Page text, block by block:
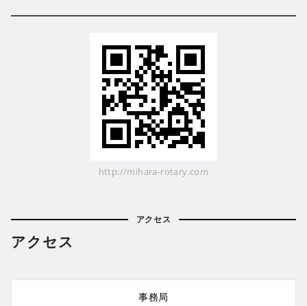
http://mihara-rotary.com
アクセス
アクセス
事務局